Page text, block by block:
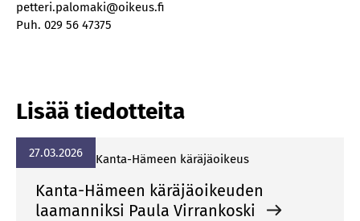
petteri.palomaki@oikeus.fi
Puh. 029 56 47375
Lisää tiedotteita
27.03.2026 Kan­ta-Hä­meen kä­rä­jä­oi­keus
Kanta-Hämeen käräjäoikeuden
laamanniksi Paula Virrankoski